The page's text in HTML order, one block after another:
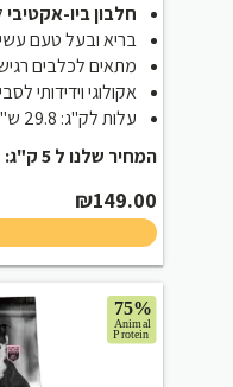
חלבון ביו-אקטיבי
בריא ובעל טעם
מתאים לכלבים
אקולוגי וידידותי
עלות לק"ג: 29.8 ש"ח
המחיר שלנו ל 5 ק"ג:
₪149.00